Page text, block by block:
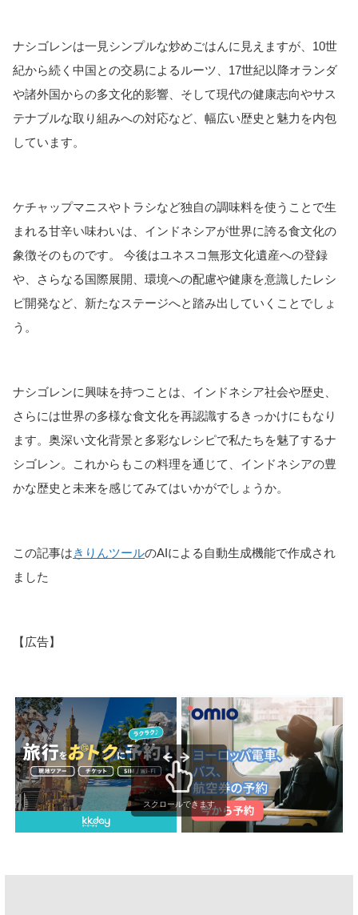
ナシゴレンは一見シンプルな炒めごはんに見えますが、10世
紀から続く中国との交易によるルーツ、17世紀以降オランダ
や諸外国からの多文化的影響、そして現代の健康志向やサス
テナブルな取り組みへの対応など、幅広い歴史と魅力を内包
しています。
ケチャップマニスやトラシなど独自の調味料を使うことで生
まれる甘辛い味わいは、インドネシアが世界に誇る食文化の
象徴そのものです。 今後はユネスコ無形文化遺産への登録
や、さらなる国際展開、環境への配慮や健康を意識したレシ
ピ開発など、新たなステージへと踏み出していくことでしょ
う。
ナシゴレンに興味を持つことは、インドネシア社会や歴史、
さらには世界の多様な食文化を再認識するきっかけにもなり
ます。奥深い文化背景と多彩なレシピで私たちを魅了するナ
シゴレン。これからもこの料理を通じて、インドネシアの豊
かな歴史と未来を感じてみてはいかがでしょうか。
この記事はきりんツールのAIによる自動生成機能で作成され
ました
【広告】
スクロールできます